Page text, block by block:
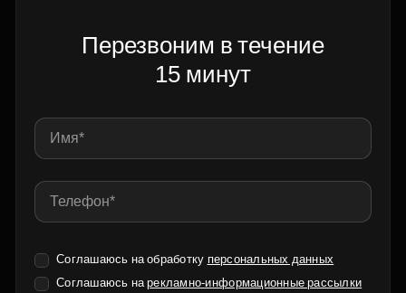
Перезвоним в течение
15 минут
Соглашаюсь на обработку персональных данных
Соглашаюсь нарекламно-информационные рассылки